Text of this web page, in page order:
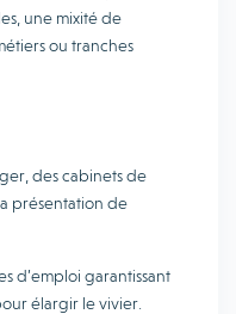
une mixité de
ou tranches
des cabinets de
présentation de
d’emploi garantissant
élargir le vivier.